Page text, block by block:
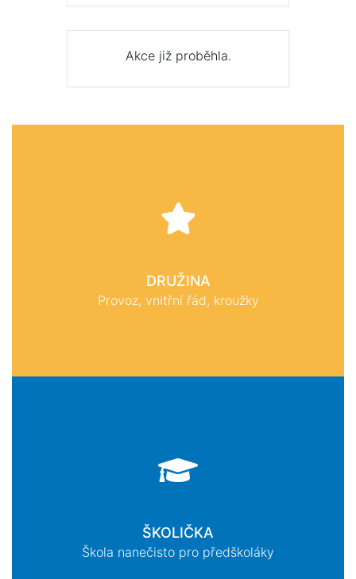
Akce již proběhla.
DRUŽINA
Provoz, vnitřní řád, kroužky
ŠKOLIČKA
Škola nanečisto pro předškoláky